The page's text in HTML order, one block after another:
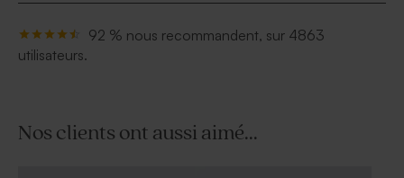
92 % nous recommandent, sur 4863
utilisateurs.
Nos clients ont aussi aimé...